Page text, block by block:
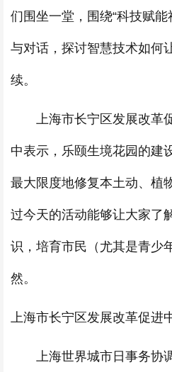
们围坐一堂，围绕“科技赋
与对话，探讨智慧技术如何
续。
上海市长宁区发展改革
中表示，乐颐生境花园的建
最大限度地修复本土动、植
过今天的活动能够让大家了
识，培育市民（尤其是青少
然。
上海市长宁区发展改革促进
上海世界城市日事务协